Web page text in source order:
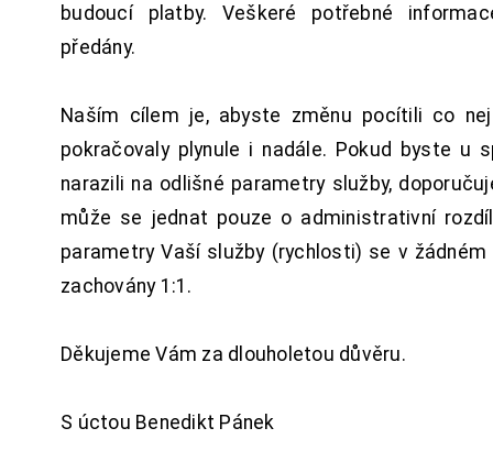
budoucí platby. Veškeré potřebné
předány.
Naším cílem je, abyste změnu pocítili co
pokračovaly plynule i nadále. Pokud byste u
narazili na odlišné parametry služby,
může se jednat pouze o administrativní
parametry Vaší služby (rychlosti) se v
zachovány 1:1.
Děkujeme Vám za dlouholetou důvěru.
S úctou Benedikt Pánek